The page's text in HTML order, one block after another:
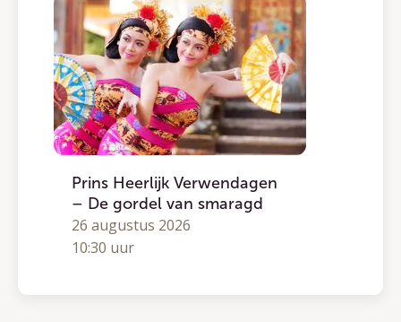
Prins Heerlijk Verwendagen
– De gordel van smaragd
26 augustus 2026
10:30 uur